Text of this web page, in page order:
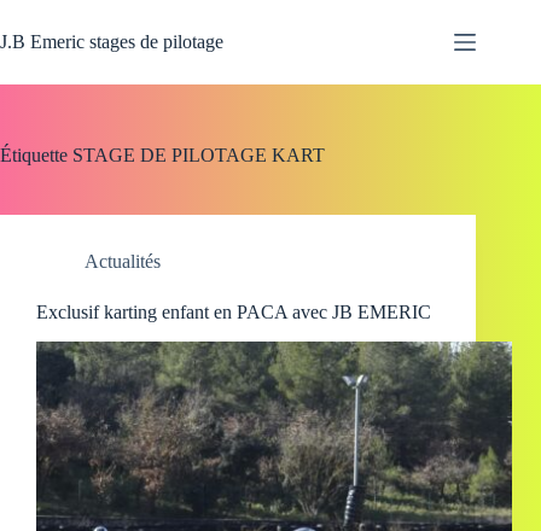
au
contenu
J.B Emeric stages de pilotage
Étiquette STAGE DE PILOTAGE KART
Actualités
Exclusif karting enfant en PACA avec JB EMERIC